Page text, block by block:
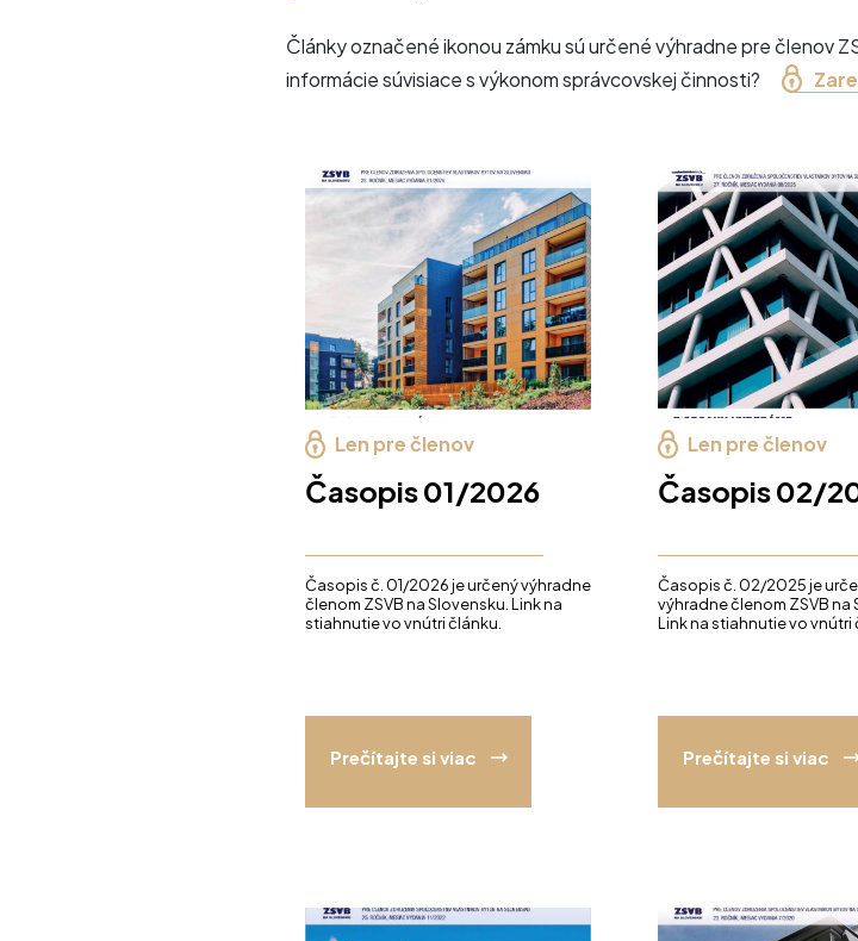
Články označené ikonou zámku sú určené výhradne pre členov
informácie súvisiace s výkonom správcovskej činnosti?
Len pre členov
Časopis 01/2026
Časopis č. 01/2026 je určený výhradne
členom ZSVB na Slovensku. Link na
stiahnutie vo vnútri článku.
Prečítajte si viac
Len pre členov
Časopis 02/
Časopis č. 02/2025 je
výhradne členom ZSVB na
Link na stiahnutie vo vnútri
Prečítajte si viac